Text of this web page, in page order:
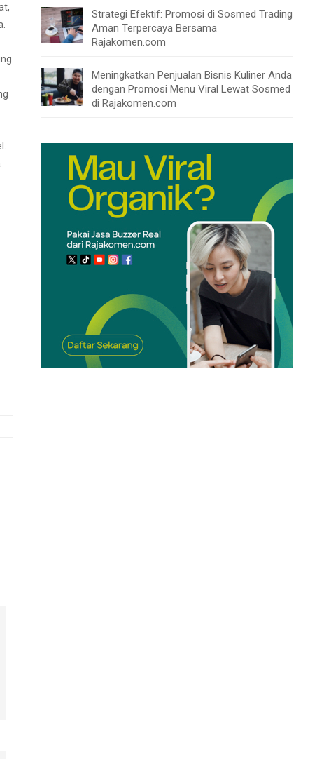
Strategi Efektif: Promosi di Sosmed Trading
Aman Terpercaya Bersama
Rajakomen.com
Meningkatkan Penjualan Bisnis Kuliner Anda
dengan Promosi Menu Viral Lewat Sosmed
di Rajakomen.com